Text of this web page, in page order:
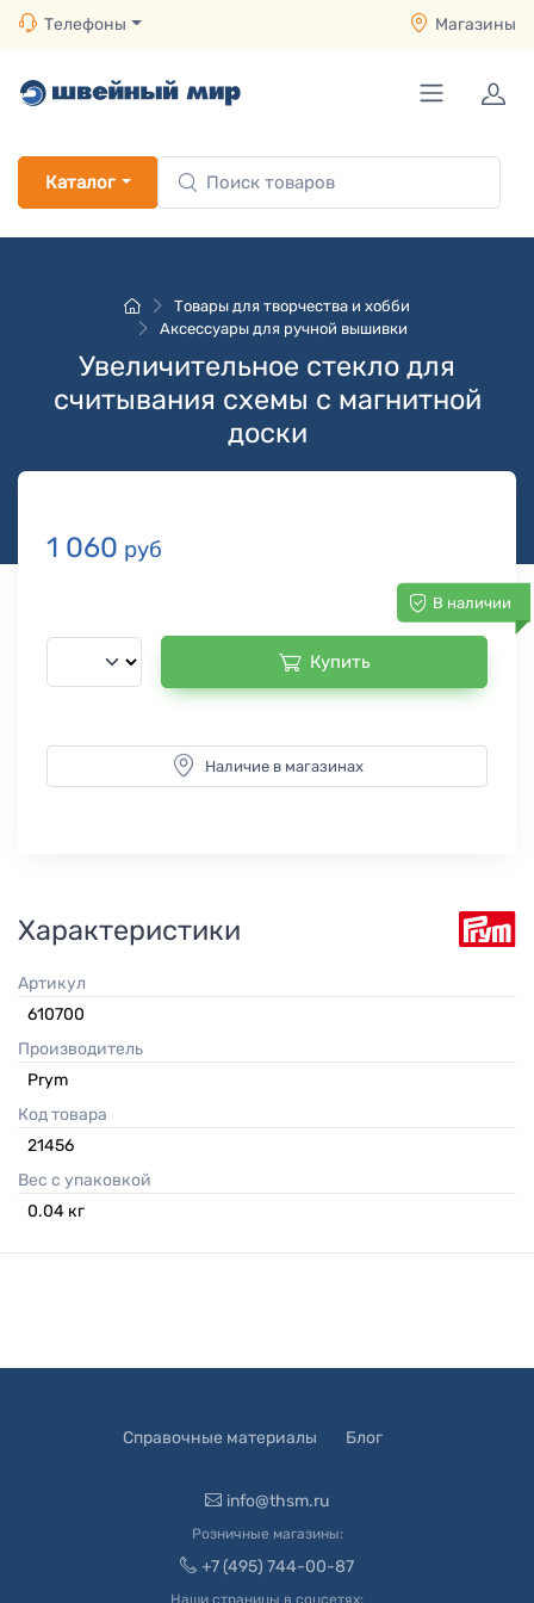
Телефоны Магазины
Каталог
Товары для творчества и хобби
Аксессуары для ручной вышивки
Увеличительное стекло для
считывания схемы с магнитной
доски
1 060 руб
В наличии
Купить
Наличие в магазинах
Характеристики
Артикул
610700
Производитель
Prym
Код товара
21456
Вес с упаковкой
0.04 кг
Справочные материалы Блог
info@thsm.ru
Розничные магазины:
+7 (495) 744-00-87